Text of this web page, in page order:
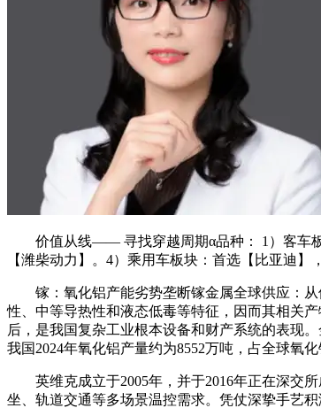
价值从线—— 寻找穿越周期α品种： 1）客车板
【潍柴动力】。4）乘用车板块：首选【比亚迪
镓：氧化铝产能劣势垄断镓金属全球供应：从
性、中等导热性和液态低毒等特征，因而其相关
后，是我国复杂工业根本设备和财产系统的表现
我国2024年氧化铝产量约为8552万吨，占全球氧
英维克成立于2005年，并于2016年正在深交所
坐、轨道交通等多场景温控需求。凭仗深挚手艺